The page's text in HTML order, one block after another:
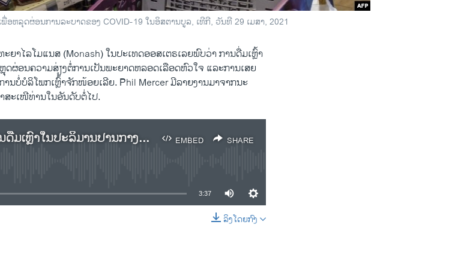
ຫລຸດ​ຜ່ອນ​ການ​ລະ​ບາດ​ຂອງ COVID-19 ໃນ​ອິ​ສ​ຕານ​ບູ​ລ, ເທ​ີກີ, ວັນ​ທີ 29 ເມ​ສາ, 2021
າໄລໂມ​ແນ​ສ (Monash) ໃນປະເທດອອ​ສ​ເຕ​ຣ​ເລຍພົບວ່າ ການດື່ມເຫຼົ້າ
ຜ່ອນຄວາມສ່ຽງຕໍ່ການເປັນພະຍາດ​ຫລອດ​ເລືອດຫົວ​ໃຈ ແລະການເສຍ
ນບໍ່ບໍລິໂພກເຫຼົ້າຈັກ​ໜ້ອຍ​ເລີຍ. Phil Mercer ມີລາຍງານມາຈາກນະ​
ສະ​ເໜີ​ທ່ານ​ໃນ​ອັນ​ດັບ​ຕໍ່​ໄປ.
EMBED SHARE
ເຊີນ​ຟັງ​ລາຍ​ງານ​ກ່ຽວ​ກັບການ​ດື່ມ​ເຫຼົ້າ​ໃນ​ປະ​ລິ​ມານ​ປານ​ກາງ​ແມ່ນ​ເປັນ​ປະ​ໂຫຍດ​ຕໍ່​ສຸ​ຂະ​ພາບ​
SHARE
3:37
ລິງໂດຍກົງ